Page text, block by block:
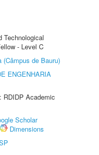
Technological
- Level C
(Câmpus de Bauru)
ENGENHARIA
RDIDP Academic
Scholar
Dimensions